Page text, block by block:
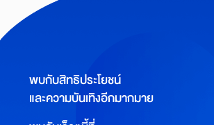
พบกับสิทธิประโยชน์
และความบันเทิงอีกมากมาย